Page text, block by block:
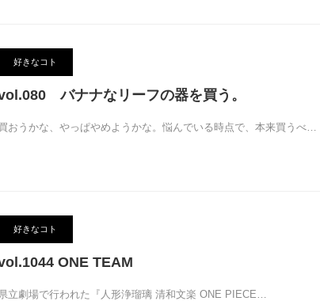
好きなコト
バナナなリーフの器を買う。
おうかな、やっぱやめようかな。悩んでいる時点で、本来買うべ…
好きなコト
ONE TEAM
立劇場で行われた『人形浄瑠璃 清和文楽 ONE PIECE…